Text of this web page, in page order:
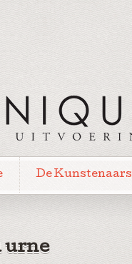
De Kunstenaars
urne